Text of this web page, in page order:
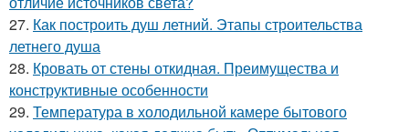
27. Как построить душ летний. Этапы строительства
летнего душа
28. Кровать от стены откидная. Преимущества и
конструктивные особенности
29. Температура в холодильной камере бытового